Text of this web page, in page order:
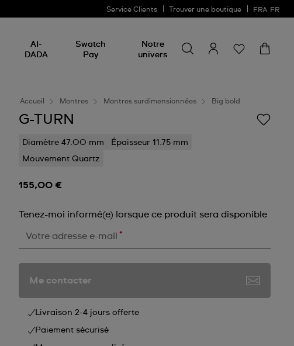
Service Clients Trouver une boutique FRA FR
AI-
DADA
Swatch
Pay
Notre
univers
un
produit
Accueil Montres Montres surdimensionnées Big bold
G-TURN
Diamètre 47.00 mm
Épaisseur 11.75 mm
Mouvement Quartz
155,00 €
Tenez-moi informé(e) lorsque ce produit sera disponible
Votre adresse e-mail *
Me contacter
Livraison 2-4 jours offerte
Paiement sécurisé